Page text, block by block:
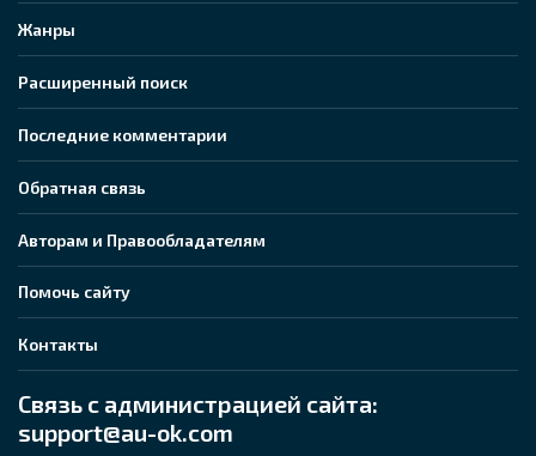
Жанры
Расширенный поиск
Последние комментарии
Обратная связь
Авторам и Правообладателям
Помочь сайту
Контакты
Связь с администрацией сайта:
support@au-ok.com